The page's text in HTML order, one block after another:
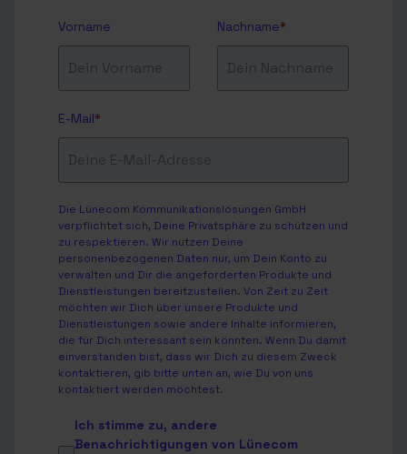
Vorname Nachname*
E-Mail*
Die Lünecom Kommunikationslösungen GmbH
verpflichtet sich, Deine Privatsphäre zu schützen und
zu respektieren. Wir nutzen Deine
personenbezogenen Daten nur, um Dein Konto zu
verwalten und Dir die angeforderten Produkte und
Dienstleistungen bereitzustellen. Von Zeit zu Zeit
möchten wir Dich über unsere Produkte und
Dienstleistungen sowie andere Inhalte informieren,
die für Dich interessant sein könnten. Wenn Du damit
einverstanden bist, dass wir Dich zu diesem Zweck
kontaktieren, gib bitte unten an, wie Du von uns
kontaktiert werden möchtest.
Ich stimme zu, andere
Benachrichtigungen von Lünecom